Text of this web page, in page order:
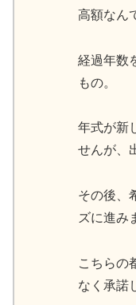
高額なん
経過年数
もの。
年式が新
せんが、
その後、
ズに進み
こちらの
なく承諾